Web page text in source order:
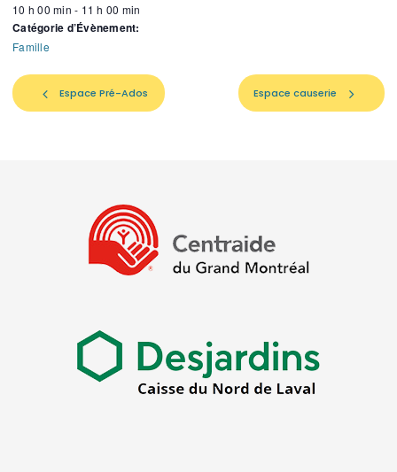
10 h 00 min - 11 h 00 min
Catégorie d’Évènement:
Famille
Espace Pré-Ados Espace causerie